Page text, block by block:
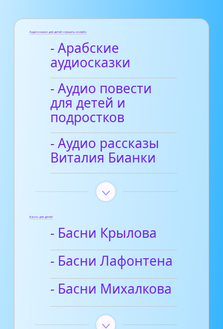
Аудиосказки для детей слушать онлайн
- Арабские
аудиосказки
- Аудио повести
для детей и
подростков
- Аудио рассказы
Виталия Бианки
Басни для детей
- Басни Крылова
- Басни Лафонтена
- Басни Михалкова